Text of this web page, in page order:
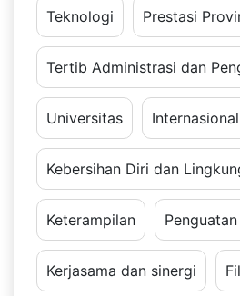
Teknologi Prestasi
Tertib Administrasi dan
Universitas Internasional
Kebersihan Diri dan
Keterampilan
Kerjasama dan sinergi